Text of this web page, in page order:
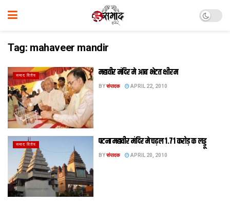
Tag: mahaveer mandir
समाद विशेष महावीर मंदिर मे आब भेटत क्षीरम
BYसंपादक APRIL 22, 2010
समाद विशेष पटना महावीर मंदिर मे चढ़ल 1.71 करोड़ क लड्डू
BYसंपादक APRIL 20, 2010